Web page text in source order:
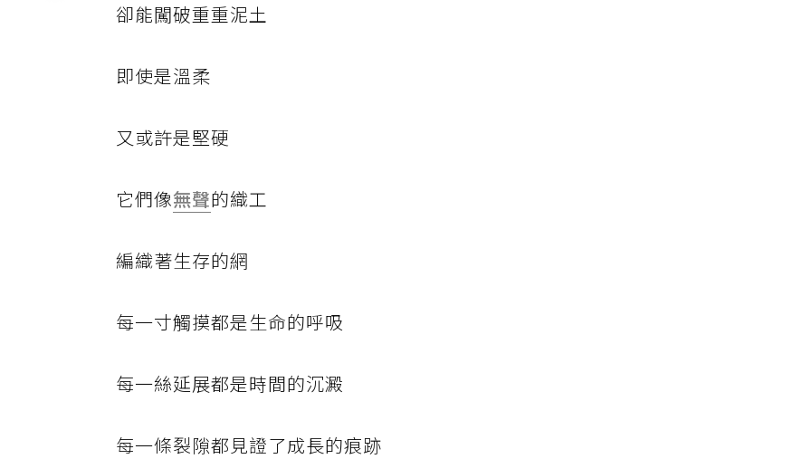
卻能闖破重重泥土
即使是溫柔
又或許是堅硬
它們像無聲的織工
編織著生存的網
每一寸觸摸都是生命的呼吸
每一絲延展都是時間的沉澱
每一條裂隙都見證了成長的痕跡